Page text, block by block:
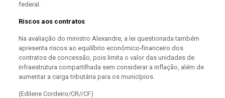
federal.
Riscos aos contratos
Na avaliação do ministro Alexandre, a lei questionada também
apresenta riscos ao equilíbrio econômico-financeiro dos
contratos de concessão, pois limita o valor das unidades de
infraestrutura compartilhada sem considerar a inflação, além de
aumentar a carga tributária para os municípios.
(Edilene Cordeiro/CR//CF)